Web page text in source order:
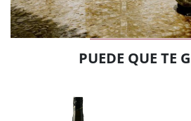
PUEDE QUE TE